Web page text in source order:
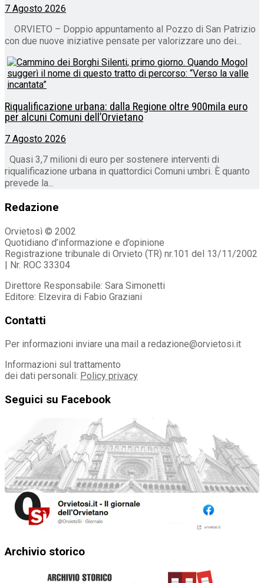
7 Agosto 2026
ORVIETO – Doppio appuntamento al Pozzo di San Patrizio
con due nuove iniziative pensate per valorizzare uno dei...
Riqualificazione urbana: dalla Regione oltre 900mila euro
per alcuni Comuni dell’Orvietano
7 Agosto 2026
Quasi 3,7 milioni di euro per sostenere interventi di
riqualificazione urbana in quattordici Comuni umbri. È quanto
prevede la...
Redazione
Orvietosì © 2002
Quotidiano d’informazione e d’opinione
Registrazione tribunale di Orvieto (TR) nr.101 del 13/11/2002
| Nr. ROC 33304
Direttore Responsabile: Sara Simonetti
Editore: Elzevira di Fabio Graziani
Contatti
Per informazioni inviare una mail a redazione@orvietosi.it
Informazioni sul trattamento
dei dati personali: Policy privacy
Seguici su Facebook
Archivio storico